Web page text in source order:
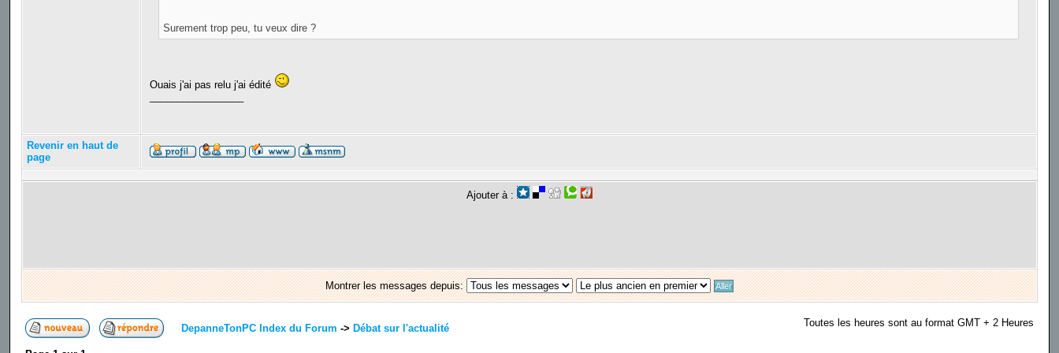
Surement trop peu, tu veux dire ?
Ouais j'ai pas relu j'ai édité
Revenir en haut de
page
Ajouter à :
Montrer les messages depuis:
DepanneTonPC Index du Forum -> Débat sur l'actualité Toutes les heures sont au format GMT + 2 Heures